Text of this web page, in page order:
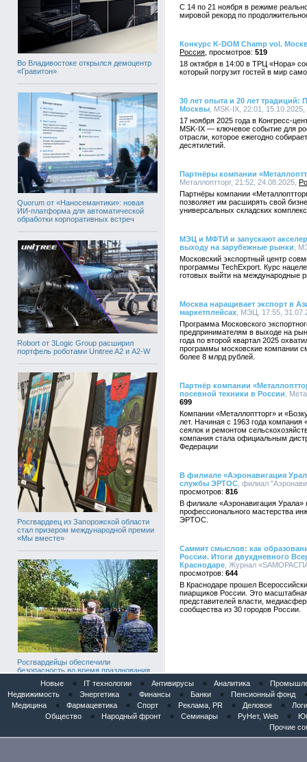
Во Владивостоке открылся демоцентр
«Гравитон»
Quorum от «Наносемантики»: новая
ИИ-платформа для автоматической
обработки корпоративных встреч
Robort от 3Logic Group расширил
портфель роботами Unitree A2 и A2-W
Росгвардеец из Запорожской области
стал призером международной премии
«Мы вместе»
Росгвардейцы обеспечили
безопасность во время празднования
С 14 по 21 ноября в режиме
мировой рекорд по
Конкурс K-DOM Champ vol.
Россия
519
18 октября в 14:00 в ТРЦ «Нора»
который погрузит гостей в мир
30 лет опыта и 20 лет
Москвы , MSK-IX, 22:01, 15.10.2025,
17 ноября 2025 года в Конгресс-
MSK-IX — ключевое событие для
отрасли, которое ежегодно
десятилетий.
Партнёры компании
Металлоптторг, 21:52, 24.08.2025,
Партнёры компании
позволяет им расширять свой
универсальных складских
МЭЦ и МФТИ и запускают
выходу на зарубежные рынки ,
Московский экспортный центр
программы TechExport. Курс
готовых выйти на международные
Москва наращивает экспорт в
маркетплейсах , МЭЦ, 17:55,
Программа Московского
предпринимателям в выходе на
года по второй квартал 2025
программы московские компании
более 8 млрд рублей.
Партнёр компании
посевной техники в России ,
699
Компании «Металлоптторг» и
лет. Начиная с 1963 года компания
сеялок и ремонтом
компания стала официальным
Федерации
В филиале «Аэронавигация
службы ЭРТОС , филиал
816
В филиале «Аэронавигация Урала»
профессионального мастерства
ЭРТОС.
Саммит смыслов: как
России. Итоги двухдневного
Краснодаре , Журнал
644
В Краснодаре прошел
пиарщиков России. Это
представителей власти,
сообщества из 30 городов России.
Новые « IT технологии « Антивирусы « Аналитика «
Недвижимость
« Энергетика « Финансы « Банки « Пенсионный фонд
Медицина
« Фармацевтика « Спорт « Реклама, PR « Деловое «
Общество
« Народный фронт « Семинары « РуНет, Web «
Прочие